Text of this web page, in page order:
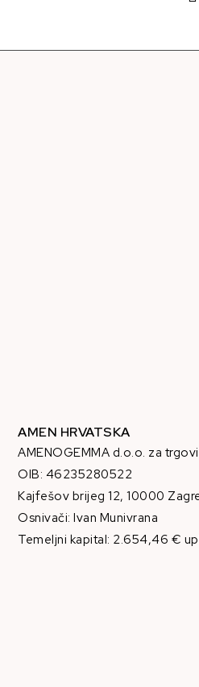
AMEN HRVATSKA
AMENOGEMMA d.o.o. za
OIB: 46235280522
Kajfešov brijeg 12, 10000
Osnivači: Ivan Munivrana
Temeljni kapital: 2.654,46 €